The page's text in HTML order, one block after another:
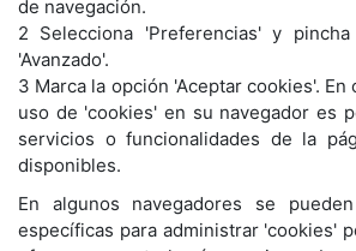
de navegación.
2 Selecciona 'Preferencias' y
'Avanzado'.
3 Marca la opción 'Aceptar cookies'. En
uso de 'cookies' en su navegador es
servicios o funcionalidades de la
disponibles.
En algunos navegadores se
específicas para administrar 'cookies'